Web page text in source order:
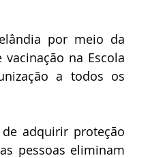
de Serviço Comunicado
por meio da
na Escola
a todos os
adquirir proteção
pessoas eliminam